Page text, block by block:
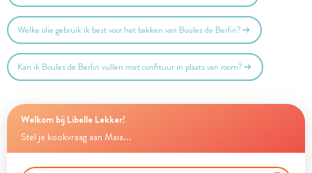
Welke olie gebruik ik best voor het bakken van Boules de Berlin?
Kan ik Boules de Berlin vullen met confituur in plaats van room?
Welkom bij Libelle Lekker!
Stel je kookvraag aan Maia...